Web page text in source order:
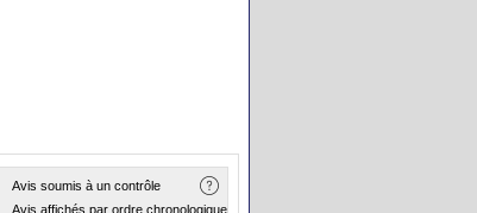
Avis soumis à un contrôle
Avis affichés par ordre chronologique